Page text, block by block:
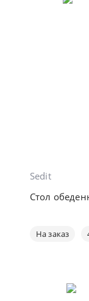
Sedit
Стол
На заказ